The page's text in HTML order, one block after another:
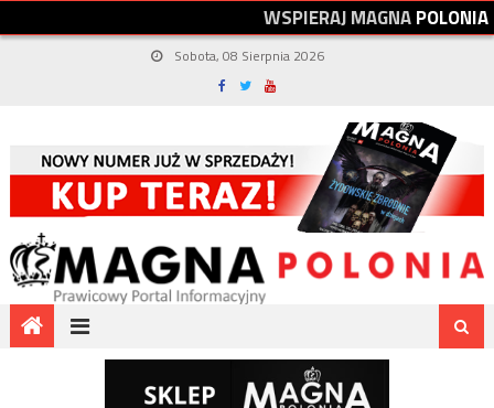
WSPIERAJMAGNAPOLONIA
Sobota, 08 Sierpnia 2026